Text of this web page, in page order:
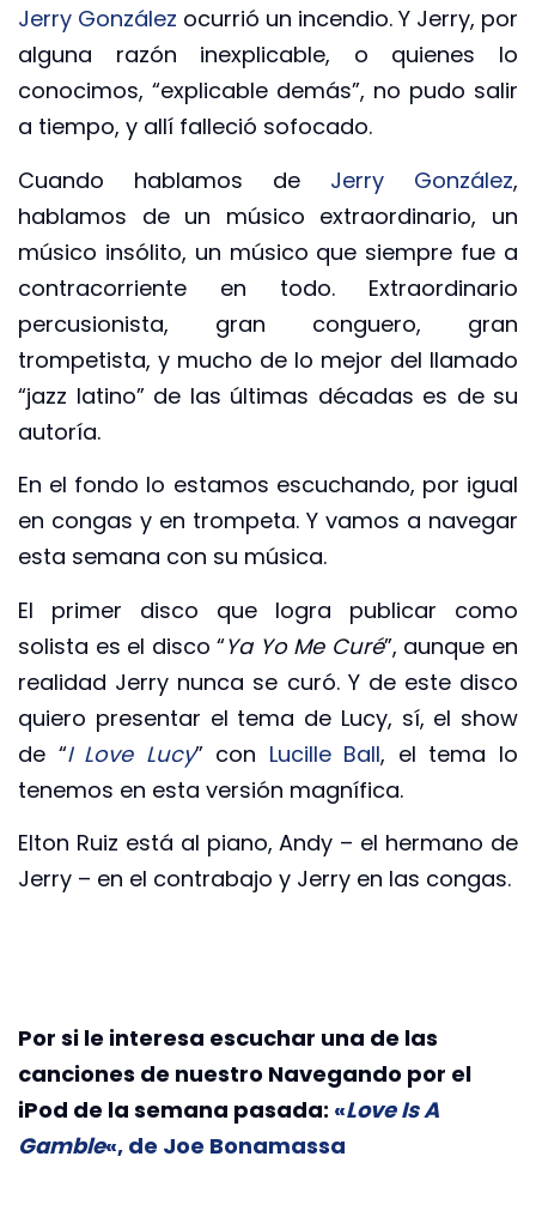
Jerry González ocurrió un incendio. Y Jerry, por
alguna razón inexplicable, o quienes lo
conocimos, “explicable demás”, no pudo salir
a tiempo, y allí falleció sofocado.
Cuando hablamos de Jerry González,
hablamos de un músico extraordinario, un
músico insólito, un músico que siempre fue a
contracorriente en todo. Extraordinario
percusionista, gran conguero, gran
trompetista, y mucho de lo mejor del llamado
“jazz latino” de las últimas décadas es de su
autoría.
En el fondo lo estamos escuchando, por igual
en congas y en trompeta. Y vamos a navegar
esta semana con su música.
El primer disco que logra publicar como
solista es el disco “Ya Yo Me Curé”, aunque en
realidad Jerry nunca se curó. Y de este disco
quiero presentar el tema de Lucy, sí, el show
de “I Love Lucy” con Lucille Ball, el tema lo
tenemos en esta versión magnífica.
Elton Ruiz está al piano, Andy – el hermano de
Jerry – en el contrabajo y Jerry en las congas.
Por si le interesa escuchar una de las
canciones de nuestro Navegando por el
iPod de la semana pasada: «Love Is A
Gamble«, de Joe Bonamassa